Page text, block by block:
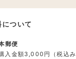
について
郵便
入金額3,000円（税込